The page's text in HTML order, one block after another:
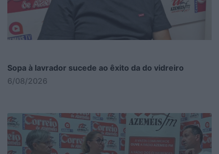
Sopa à lavrador sucede ao êxito da do vidreiro
6/08/2026